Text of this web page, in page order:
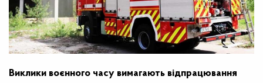
Виклики воєнного часу вимагають відпрацювання